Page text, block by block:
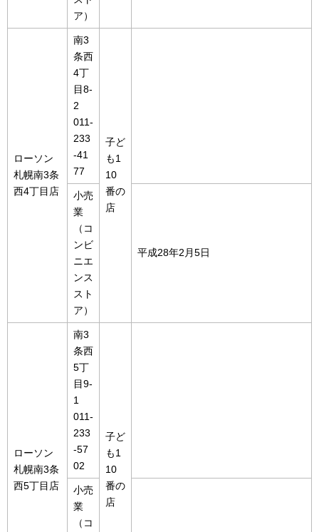
ア）
ローソン
札幌南3条
西4丁目店
南3
条西
4丁
目8-
2
011-
233
-41
77
子ど
も1
10
番の
店
小売
業
（コ
ンビ
ニエ
ンス
スト
ア）
平成28年2月5日
ローソン
札幌南3条
西5丁目店
南3
条西
5丁
目9-
1
011-
233
-57
02
子ど
も1
10
番の
店
小売
業
（コ